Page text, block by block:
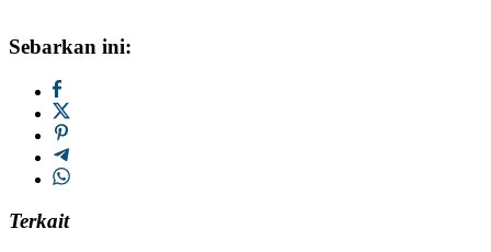
Sebarkan ini:
Terkait